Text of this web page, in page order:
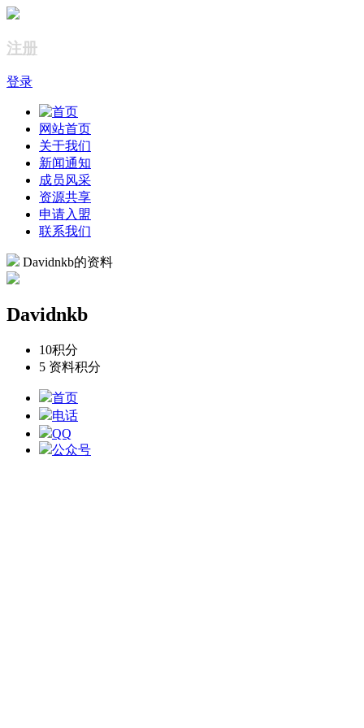
注册
登录
网站首页
关于我们
新闻通知
成员风采
资源共享
申请入盟
联系我们
Davidnkb的资料
Davidnkb
10积分
5 资料积分
首页
电话
QQ
公众号